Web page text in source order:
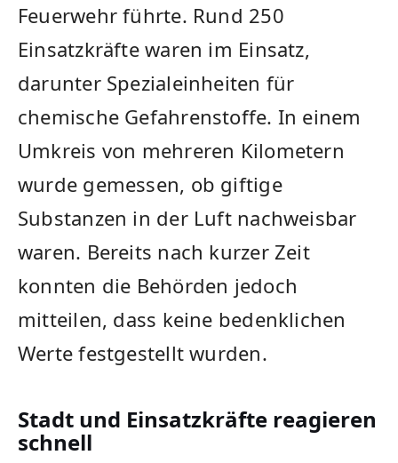
Feuerwehr führte. Rund 250
Einsatzkräfte waren im Einsatz,
darunter Spezialeinheiten für
chemische Gefahrenstoffe. In einem
Umkreis von mehreren Kilometern
wurde gemessen, ob giftige
Substanzen in der Luft nachweisbar
waren. Bereits nach kurzer Zeit
konnten die Behörden jedoch
mitteilen, dass keine bedenklichen
Werte festgestellt wurden.
Stadt und Einsatzkräfte reagieren
schnell